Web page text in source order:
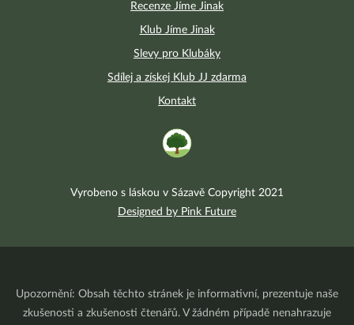
Recenze Jíme Jinak
Klub Jíme Jinak
Slevy pro Klubáky
Sdílej a získej Klub JJ zdarma
Kontakt
Vyrobeno s láskou v Sázavě Copyright 2021
Designed by Pink Future
Upozornění: Obsah těchto stránek je informativní, prezentuje naše
zkušenosti a zkušenosti čtenářů. V žádném případě nenahrazuje